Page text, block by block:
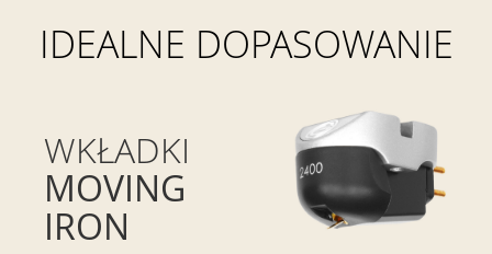
IDEALNE DOPASOWANIE
WKŁADKI
MOVING
IRON